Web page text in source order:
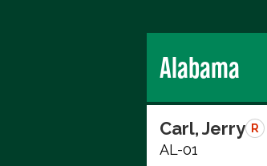
Alabama
Carl, Jerry R
AL-01